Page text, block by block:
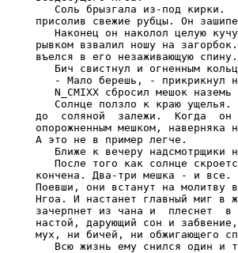
Соль брызгала из-под кирки.
присолив свежие рубцы. Он
Наконец он наколол целую
рывком взвалил ношу на
въелся в его незаживающую
Бич свистнул и огненным
- Мало берешь, - прикрикнул
N_CMIXX сбросил мешок
Солнце ползло к краю
до  соляной  залежи.  Когда
опорожненным мешком,
А это не в пример легче.
Ближе к вечеру надсмотрщики
После того как солнце
кончена. Два-три мешка - и все.
Поевши, они встанут на молитву
Нгоа. И настанет главный миг в
зачерпнет из чана и  плеснет
настой, дарующий сон и
мух, ни бичей, ни обжигающего
Всю жизнь ему снился один и